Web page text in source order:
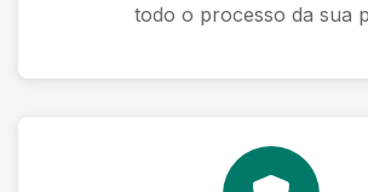
todo o processo da sua